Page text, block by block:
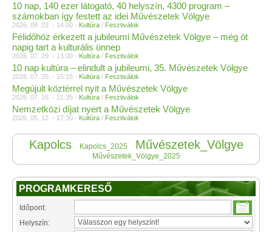
10 nap, 140 ezer látogató, 40 helyszín, 4300 program –
számokban így festett az idei Művészetek Völgye
2026. 08. 03. - 14:00 - Kultúra / Fesztiválok
Félidőhöz érkezett a jubileumi Művészetek Völgye – még öt
napig tart a kulturális ünnep
2026. 07. 29. - 13:00 - Kultúra / Fesztiválok
10 nap kultúra – elindult a jubileumi, 35. Művészetek Völgye
2026. 07. 25. - 15:15 - Kultúra / Fesztiválok
Megújult köztérrel nyit a Művészetek Völgye
2026. 07. 16. - 21:35 - Kultúra / Fesztiválok
Nemzetközi díjat nyert a Művészetek Völgye
2026. 05. 12. - 17:30 - Kultúra / Fesztiválok
Kapolcs Kapolcs_2025 Művészetek_Völgye
Művészetek_Völgye_2025
PROGRAMKERESŐ
Időpont:
Helyszín: